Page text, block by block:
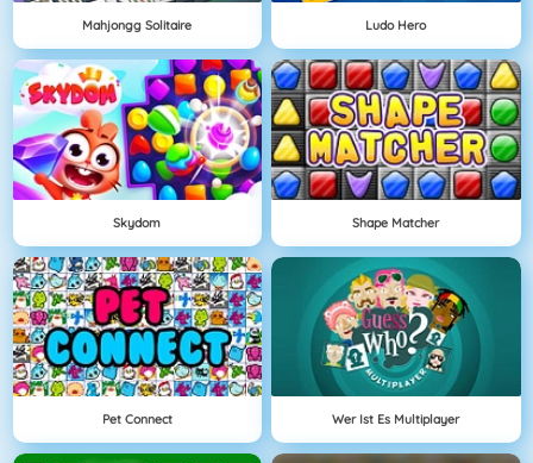
Mahjongg Solitaire Ludo Hero
Skydom Shape Matcher
Pet Connect Wer Ist Es Multiplayer